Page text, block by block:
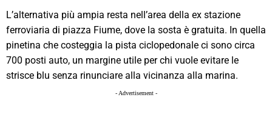
L’alternativa più ampia resta nell’area della ex stazione
ferroviaria di piazza Fiume, dove la sosta è gratuita. In quella
pinetina che costeggia la pista ciclopedonale ci sono circa
700 posti auto, un margine utile per chi vuole evitare le
strisce blu senza rinunciare alla vicinanza alla marina.
- Advertisement -